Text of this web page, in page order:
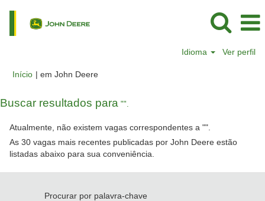
Idioma Ver perfil
Início | em John Deere(página
Buscar resultados para "".
Atualmente, não existem vagas correspondentes a "".
As 30 vagas mais recentes publicadas por John Deere estão
listadas abaixo para sua conveniência.
Procurar por palavra-chave